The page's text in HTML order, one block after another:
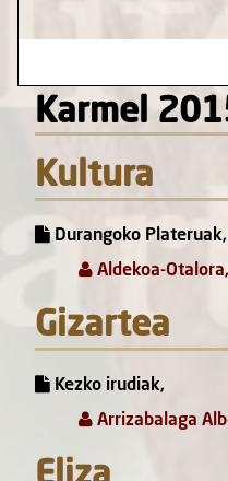
Karmel
Kultura
Durangoko Plateruak,
Aldekoa-
Gizartea
Kezko irudiak,
Arrizabalaga